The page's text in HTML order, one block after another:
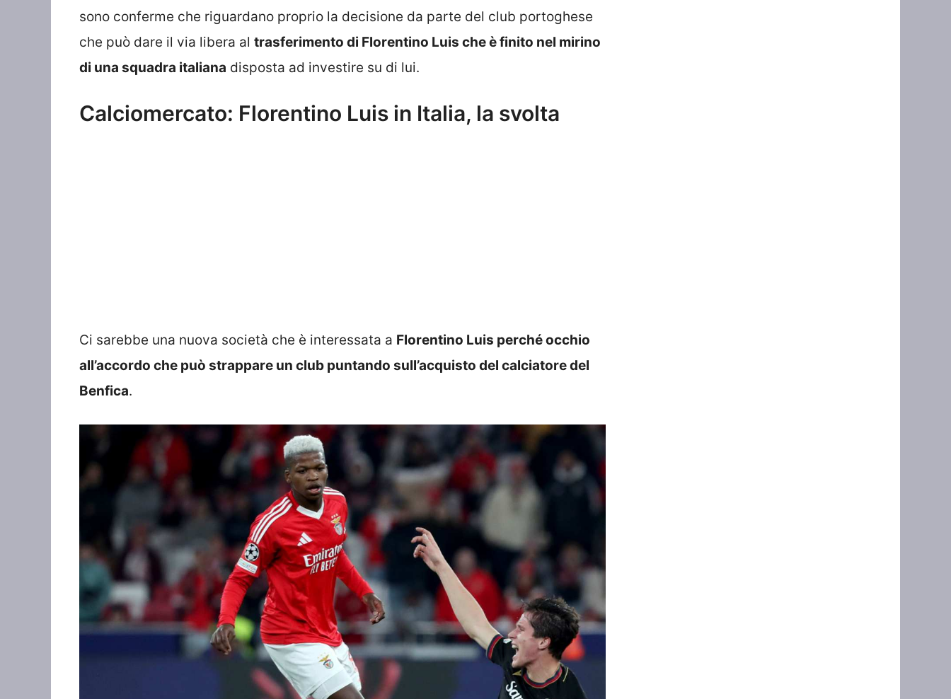
sono conferme che riguardano proprio la decisione da parte del club portoghese
che può dare il via libera al trasferimento di Florentino Luis che è finito nel mirino
di una squadra italiana disposta ad investire su di lui.
Calciomercato: Florentino Luis in Italia, la svolta
Ci sarebbe una nuova società che è interessata a Florentino Luis perché occhio
all’accordo che può strappare un club puntando sull’acquisto del calciatore del
Benfica.